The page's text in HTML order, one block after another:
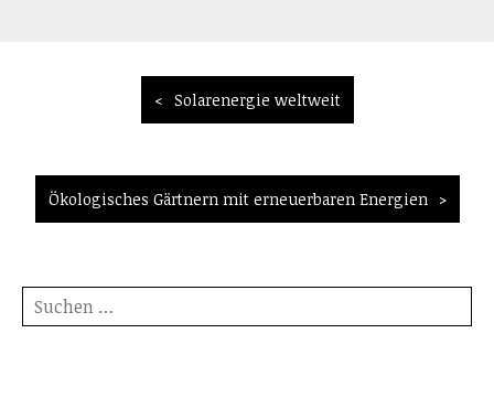
BeitragsnavigationSolarenergie weltweit
Ökologisches Gärtnern mit erneuerbaren Energien
Suche
nach: